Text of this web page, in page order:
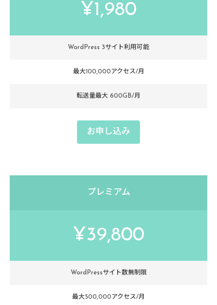
¥1,980
WordPress 3サイト利用可能
最大100,000アクセス/月
転送量最大 600GB/月
お申し込み
プレミアム
¥39,800
WordPressサイト数無制限
最大500,000アクセス/月